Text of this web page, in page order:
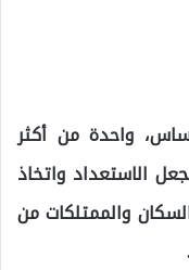
واحدة من أكثر
الاستعداد واتخاذ
والممتلكات من